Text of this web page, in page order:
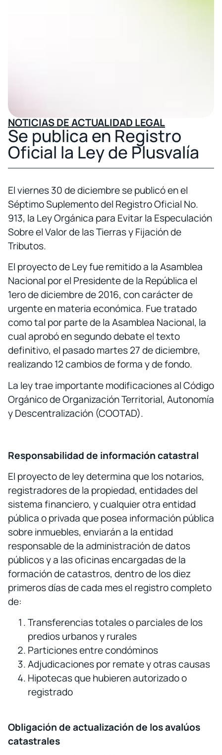
NOTICIAS DE ACTUALIDAD LEGAL
Se publica en Registro
Oficial la Ley de Plusvalía
El viernes 30 de diciembre se publicó en el
Séptimo Suplemento del Registro Oficial No.
913, la Ley Orgánica para Evitar la Especulación
Sobre el Valor de las Tierras y Fijación de
Tributos.
El proyecto de Ley fue remitido a la Asamblea
Nacional por el Presidente de la República el
1ero de diciembre de 2016, con carácter de
urgente en materia económica. Fue tratado
como tal por parte de la Asamblea Nacional, la
cual aprobó en segundo debate el texto
definitivo, el pasado martes 27 de diciembre,
realizando 12 cambios de forma y de fondo.
La ley trae importante modificaciones al Código
Orgánico de Organización Territorial, Autonomía
y Descentralización (COOTAD).
Responsabilidad de información catastral
El proyecto de ley determina que los notarios,
registradores de la propiedad, entidades del
sistema financiero, y cualquier otra entidad
pública o privada que posea información pública
sobre inmuebles, enviarán a la entidad
responsable de la administración de datos
públicos y a las oficinas encargadas de la
formación de catastros, dentro de los diez
primeros días de cada mes el registro completo
de:
Transferencias totales o parciales de los
predios urbanos y rurales
Particiones entre condóminos
Adjudicaciones por remate y otras causas
Hipotecas que hubieren autorizado o
registrado
Obligación de actualización de los avalúos
catastrales